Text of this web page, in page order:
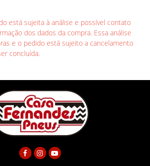
está sujeita à análise e possível contato
dos dados da compra. Essa análise
e o pedido está sujeito a cancelamento
concluída.